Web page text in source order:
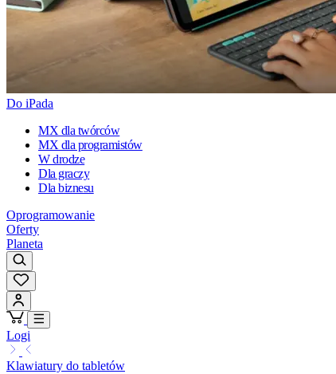
Do iPada
MX dla twórców
MX dla programistów
W drodze
Dla graczy
Dla biznesu
Oprogramowanie
Oferty
Planeta
Logi
Klawiatury do tabletów